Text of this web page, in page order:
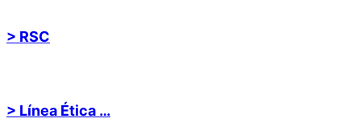
> RSC
> Línea Ética …